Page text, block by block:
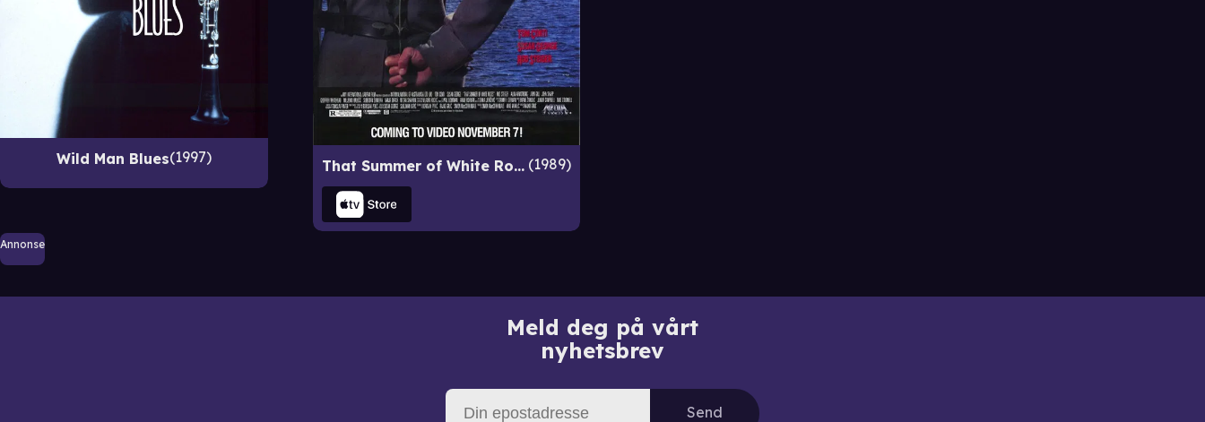
Wild Man Blues 1997 That Summer of White Roses 1989
Annonse
Meld deg på vårt
nyhetsbrev
Send